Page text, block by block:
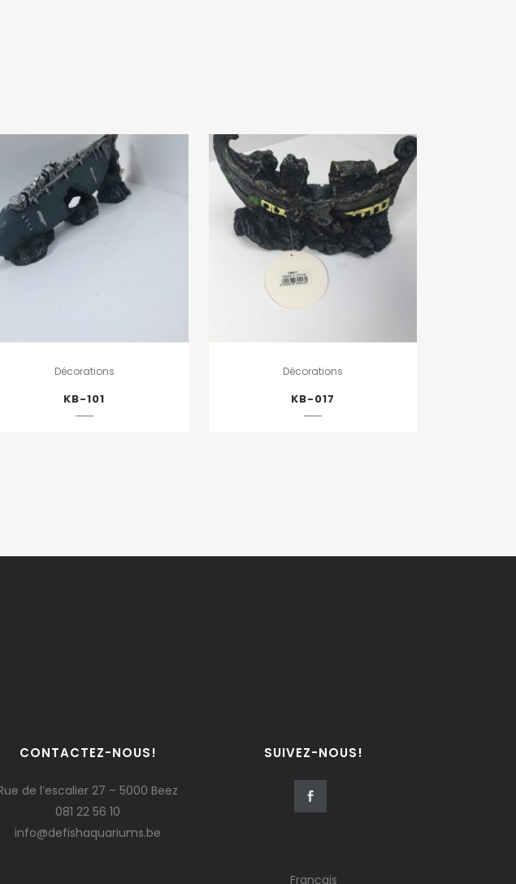
Décorations
KB-101
Décorations
KB-017
CONTACTEZ-NOUS!
de l’escalier 27 – 5000 Beez
081 22 56 10
info@defishaquariums.be
SUIVEZ-NOUS!
Français